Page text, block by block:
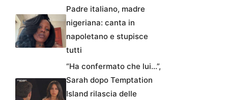
Padre italiano, madre
nigeriana: canta in
napoletano e stupisce
tutti
“Ha confermato che lui…”,
Sarah dopo Temptation
Island rilascia delle